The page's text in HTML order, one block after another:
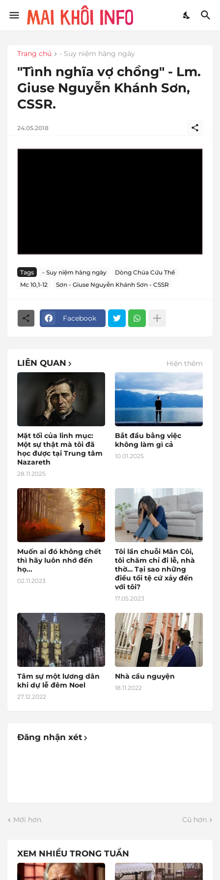
Trang chủ - Suy niệm hàng ngày
"Tình nghĩa vợ chồng" - Lm.
Giuse Nguyễn Khánh Sơn,
CSSR.
24.05.2018
Tags - Suy niệm hàng ngày
Dòng Chúa Cứu Thế
Mc 10,1-12
Sơn - Giuse Nguyễn Khánh Sơn - CSSR
Facebook
LIÊN QUAN Hiện thêm
Mặt tối của linh mục:
Một sự thật mà tôi đã
học được tại Trung tâm
Nazareth
28.11.2025
Bắt đầu bằng việc
không làm gì cả
10.01.2025
Muốn ai đó không chết
thì hãy luôn nhớ đến
họ...
02.11.2023
Tôi lần chuỗi Mân Côi,
tôi chăm chỉ đi lễ, nhà
thờ… Tại sao những
điều tồi tệ cứ xảy đến
với tôi?
17.05.2023
Tâm sự một lương dân
khi dự lễ đêm Noel
27.12.2022
Nhà cầu nguyện
18.11.2022
Đăng nhận xét
Mới hơn Cũ hơn
XEM NHIỀU TRONG TUẦN